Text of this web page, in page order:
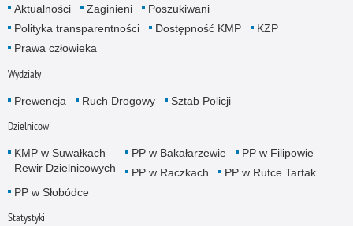
Aktualności Zaginieni
Poszukiwani
Polityka transparentności
Dostępność KMP
KZP
Prawa człowieka
Wydziały
Prewencja Ruch Drogowy Sztab Policji
Dzielnicowi
KMP w Suwałkach
Rewir Dzielnicowych
PP w Bakałarzewie
PP w Filipowie
PP w Raczkach
PP w Rutce Tartak
PP w Słobódce
Statystyki